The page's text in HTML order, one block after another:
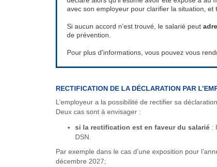
avec son employeur pour clarifier la situation, et
Si aucun accord n’est trouvé, le salarié peut
de prévention.
Pour plus d'informations, vous pouvez vous
RECTIFICATION DE LA DÉCLARATION PAR
L’employeur a la possibilité de rectifier sa
Deux cas sont à envisager :
si la rectification est en faveur du salarié :
DSN.
Par exemple dans le cas d’une exposition pour
décembre 2027;